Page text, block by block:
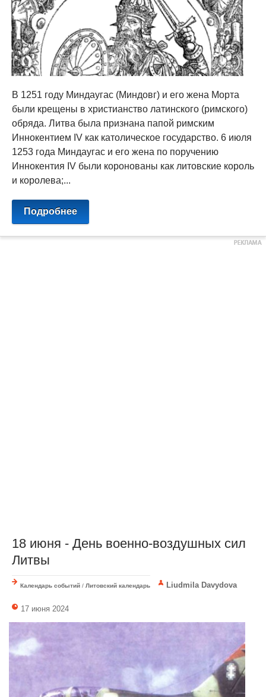
В 1251 году Миндаугас (Миндовг) и его жена Морта
были крещены в христианство латинского (римского)
обряда. Литва была признана папой римским
Иннокентием IV как католическое государство. 6 июля
1253 года Миндаугас и его жена по поручению
Иннокентия IV были коронованы как литовские король
и королева;...
Подробнее
18 июня - День военно-воздушных сил
Литвы
Календарь событий / Литовский календарь Liudmila Davydova
17 июня 2024